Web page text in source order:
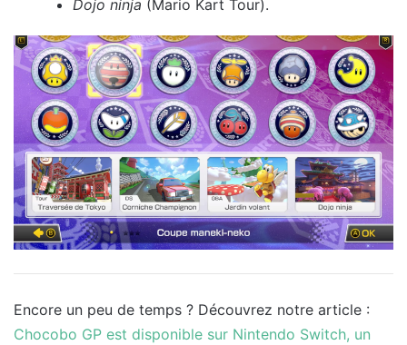
Dojo ninja (Mario Kart Tour).
Encore un peu de temps ? Découvrez notre article :
Chocobo GP est disponible sur Nintendo Switch, un